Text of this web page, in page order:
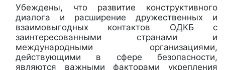
Убеждены, что развитие конструктивного
диалога и расширение дружественных и
взаимовыгодных контактов ОДКБ с
заинтересованными странами и
международными организациями,
действующими в сфере безопасности,
являются важными факторами укрепления